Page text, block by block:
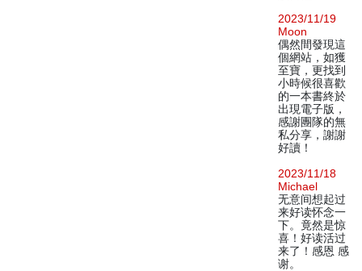
2023/11/19
Moon
偶然間發現這
個網站，如獲
至寶，更找到
小時候很喜歡
的一本書終於
出現電子版，
感謝團隊的無
私分享，謝謝
好讀！
2023/11/18
Michael
无意间想起过
来好读怀念一
下。竟然是惊
喜！好读活过
来了！感恩 感
谢。